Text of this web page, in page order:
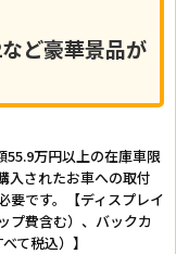
ど豪華景品が
万円以上の在庫車限
入されたお車への取付
要です。【ディスプレイ
プ費含む）、バックカ
て税込）】